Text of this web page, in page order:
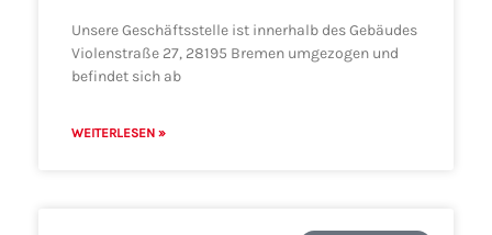
Unsere Geschäftsstelle ist innerhalb des Gebäudes
Violenstraße 27, 28195 Bremen umgezogen und
befindet sich ab
WEITERLESEN »